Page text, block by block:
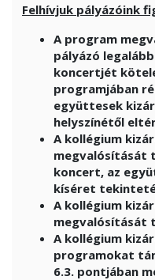
Felhívjuk pályázóink
A program
pályázó
koncertjét
programjában
együttesek
helyszínétől
A kollégium
megvalósítását
koncert, az
kíséret
A kollégium
megvalósítását
A kollégium
programokat
6.3. pontjában